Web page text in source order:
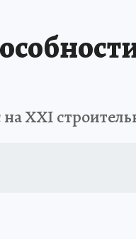
СЕБЕ
XXI